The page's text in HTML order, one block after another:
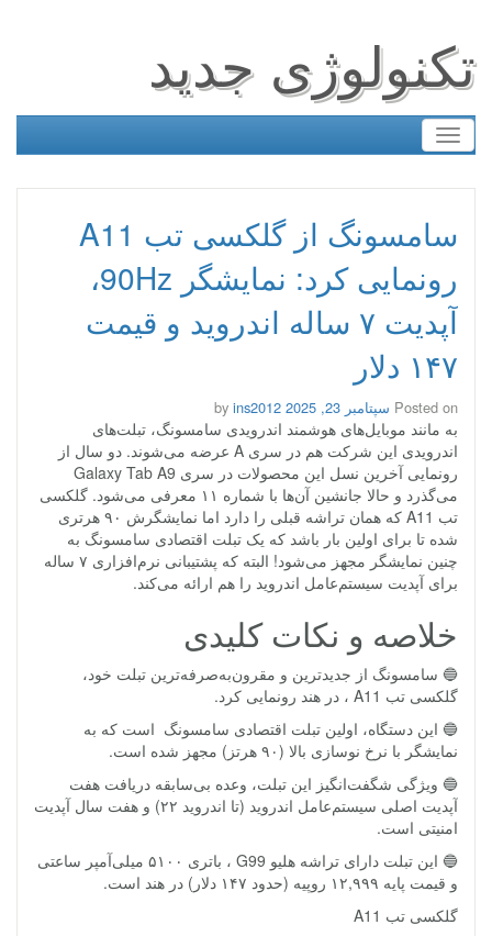
تکنولوژی جدید
Toggle
navigation
سامسونگ از گلکسی تب A11
رونمایی کرد: نمایشگر 90Hz،
آپدیت ۷ ساله اندروید و قیمت
۱۴۷ دلار
Posted on سپتامبر 23, 2025 ins2012
به مانند موبایل‌های هوشمند اندرویدی سامسونگ، تبلت‌های
اندرویدی این شرکت هم در سری A عرضه می‌شوند. دو سال از
رونمایی آخرین نسل این محصولات در سری Galaxy Tab A9
می‌گذرد و حالا جانشین آ‌ن‌ها با شماره ۱۱ معرفی می‌شود. گلکسی
تب A11 که همان تراشه قبلی را دارد اما نمایشگرش ۹۰ هرتری
شده تا برای اولین بار باشد که یک تبلت اقتصادی سامسونگ به
چنین نمایشگر مجهز می‌شود! البته که پشتیبانی نرم‌افزاری ۷ ساله
برای آپدیت سیستم‌عامل اندروید را هم ارائه می‌کند.
خلاصه و نکات کلیدی
🔵 سامسونگ از جدیدترین و مقرون‌به‌صرفه‌ترین تبلت خود،
گلکسی تب A11 ، در هند رونمایی کرد.
🔵 این دستگاه، اولین تبلت اقتصادی سامسونگ است که به
نمایشگر با نرخ نوسازی بالا (۹۰ هرتز) مجهز شده است.
🔵 ویژگی شگفت‌انگیز این تبلت، وعده بی‌سابقه دریافت هفت
آپدیت اصلی سیستم‌عامل اندروید (تا اندروید ۲۲) و هفت سال آپدیت
امنیتی است.
🔵 این تبلت دارای تراشه هلیو G99 ، باتری ۵۱۰۰ میلی‌آمپر ساعتی
و قیمت پایه ۱۲,۹۹۹ روپیه (حدود ۱۴۷ دلار) در هند است.
گلکسی تب A11